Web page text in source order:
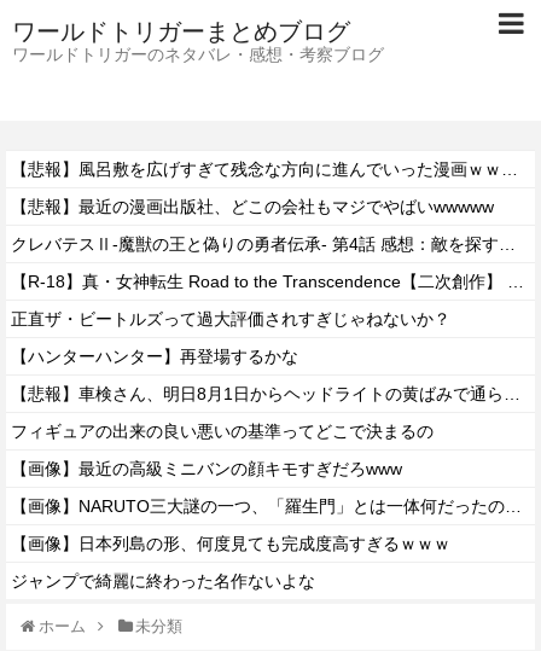
ワールドトリガーまとめブログ
ワールドトリガーのネタバレ・感想・考察ブログ
【悲報】最近の漫画出版社、どこの会社もマジでやばいwwwww
正直ザ・ビートルズって過大評価されすぎじゃねないか？
【ハンターハンター】再登場するかな
フィギュアの出来の良い悪いの基準ってどこで決まるの
【画像】最近の高級ミニバンの顔キモすぎだろwww
【画像】日本列島の形、何度見ても完成度高すぎるｗｗｗ
ジャンプで綺麗に終わった名作ないよな
ホーム 未分類